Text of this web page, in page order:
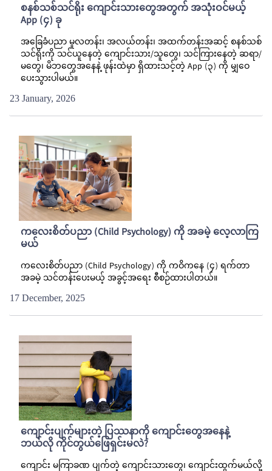
စနစ်သစ်သင်ရိုး ကျောင်းသားတွေအတွက် အသုံးဝင်မယ့်
App (၄) ခု
အခြေခံပညာ မူလတန်း၊ အလယ်တန်း၊ အထက်တန်းအဆင့် စနစ်သစ်
သင်ရိုးကို သင်ယူနေတဲ့ ကျောင်းသား/သူတွေ၊ သင်ကြားနေတဲ့ ဆရာ/
မတွေ၊ မိဘတွေအနေနဲ့ ဖုန်းထဲမှာ ရှိထားသင့်တဲ့ App (၃) ကို မျှဝေ
ပေးသွားပါမယ်။
23 January, 2026
ကလေးစိတ်ပညာ (Child Psychology) ကို အခမဲ့ လေ့လာကြ
မယ်
ကလေးစိတ်ပညာ (Child Psychology) ကို ကဝိကနေ (၄) ရက်တာ
အခမဲ့ သင်တန်းပေးမယ့် အခွင့်အရေး စီစဉ်ထားပါတယ်။
17 December, 2025
ကျောင်းပျက်များတဲ့ ပြဿနာကို ကျောင်းတွေအနေနဲ့
ဘယ်လို ကိုင်တွယ်ဖြေရှင်းမလဲ?
ကျောင်း မကြာခဏ ပျက်တဲ့ ကျောင်းသားတွေ၊ ကျောင်းထွက်မယ်လို့